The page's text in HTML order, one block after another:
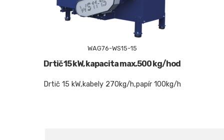
WAG76-WS15-15
Drtič 15 kW, kapacita max.500 kg/hod
Drtič 15 kW,kabely 270kg/h,papír 100kg/h